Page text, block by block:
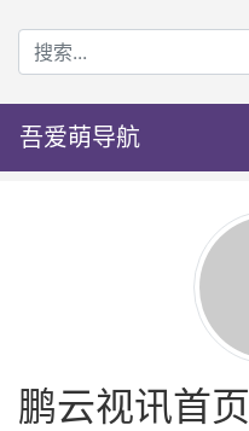
吾爱萌导航
鹏云视讯首页